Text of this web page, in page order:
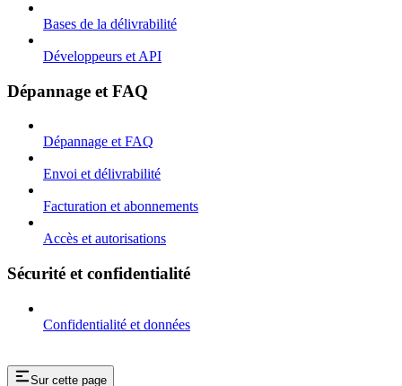
Bases de la délivrabilité
Développeurs et API
Dépannage et FAQ
Dépannage et FAQ
Envoi et délivrabilité
Facturation et abonnements
Accès et autorisations
Sécurité et confidentialité
Confidentialité et données
Sur cette page